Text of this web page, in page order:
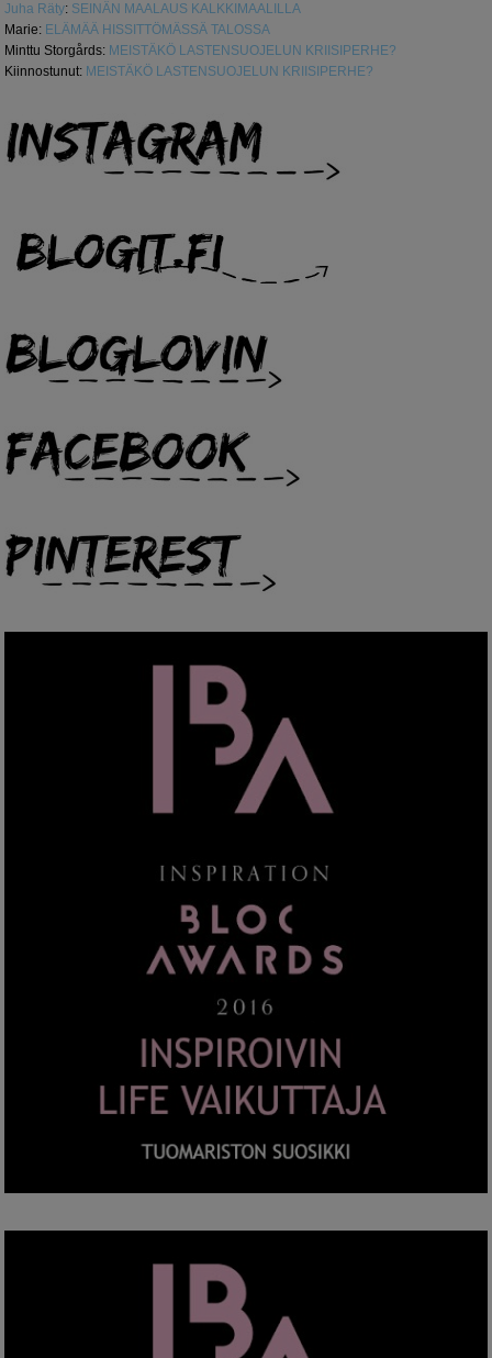
Juha Räty: SEINÄN MAALAUS KALKKIMAALILLA
Marie: ELÄMÄÄ HISSITTÖMÄSSÄ TALOSSA
Minttu Storgårds: MEISTÄKÖ LASTENSUOJELUN KRIISIPERHE?
Kiinnostunut: MEISTÄKÖ LASTENSUOJELUN KRIISIPERHE?